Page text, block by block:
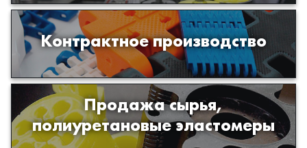
Контрактное производство
Производство изделий из пластиков
и полимеров по образцам либо
чертежам заказчика
Продажа сырья,
полиуретановые эластомеры
Продажа сырья для производства
изделий из полиуретана